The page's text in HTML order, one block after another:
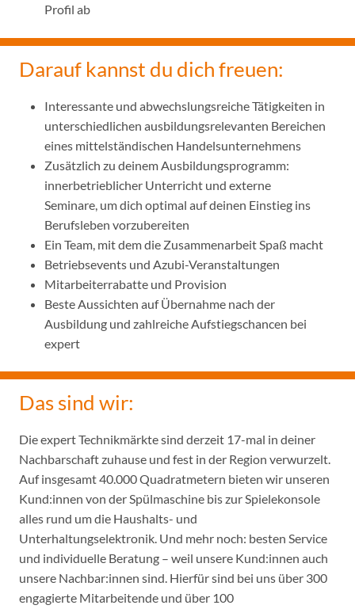
Profil ab
Darauf kannst du dich freuen:
Interessante und abwechslungsreiche Tätigkeiten in
unterschiedlichen ausbildungsrelevanten Bereichen
eines mittelständischen Handelsunternehmens
Zusätzlich zu deinem Ausbildungsprogramm:
innerbetrieblicher Unterricht und externe
Seminare, um dich optimal auf deinen Einstieg ins
Berufsleben vorzubereiten
Ein Team, mit dem die Zusammenarbeit Spaß macht
Betriebsevents und Azubi-Veranstaltungen
Mitarbeiterrabatte und Provision
Beste Aussichten auf Übernahme nach der
Ausbildung und zahlreiche Aufstiegschancen bei
expert
Das sind wir:
Die expert Technikmärkte sind derzeit 17-mal in deiner
Nachbarschaft zuhause und fest in der Region verwurzelt.
Auf insgesamt 40.000 Quadratmetern bieten wir unseren
Kund:innen von der Spülmaschine bis zur Spielekonsole
alles rund um die Haushalts- und
Unterhaltungselektronik. Und mehr noch: besten Service
und individuelle Beratung – weil unsere Kund:innen auch
unsere Nachbar:innen sind. Hierfür sind bei uns über 300
engagierte Mitarbeitende und über 100